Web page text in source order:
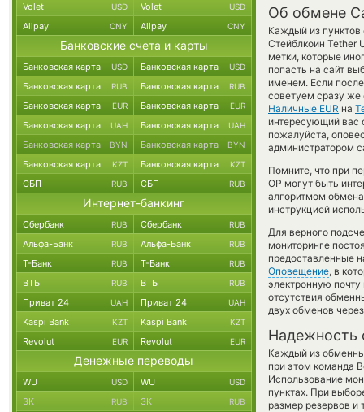
Об обмене
Каждый из пунктов
Стейблкоин Tether
метки, которые
попасть на сайт
именем. Если
советуем сразу же
Наличные EUR на
интересующий вас
пожалуйста,
администратором
Помните, что при
OP могут быть
алгоритмом
инструкцией
Для верного
мониторинге
предоставленные
Оповещение, в
электронную почту
отсутствия
двух обменов
Надежность
Каждый из
при этом команда
Использование
пунктах. При
размер резервов и
Volet USD Volet USD
Alipay CNY Alipay CNY
Банковские счета и карты
Банковская карта USD Банковская карта USD
Банковская карта RUB Банковская карта RUB
Банковская карта EUR Банковская карта EUR
Банковская карта UAH Банковская карта UAH
Банковская карта BYN Банковская карта BYN
Банковская карта KZT Банковская карта KZT
СБП RUB СБП RUB
Интернет-банкинг
Сбербанк RUB Сбербанк RUB
Альфа-Банк RUB Альфа-Банк RUB
Т-Банк RUB Т-Банк RUB
ВТБ RUB ВТБ RUB
Приват 24 UAH Приват 24 UAH
Kaspi Bank KZT Kaspi Bank KZT
Revolut EUR Revolut EUR
Денежные переводы
WU USD WU USD
ЗК RUB ЗК RUB